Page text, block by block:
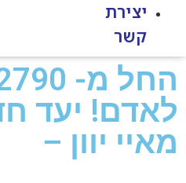
יצירת
קשר
לאדם! יעד
מאיי יוון –